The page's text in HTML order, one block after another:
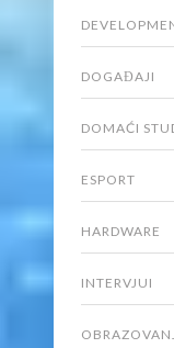
DOGAĐAJI
DOMAĆI
ESPORT
HARDWARE
INTERVJUI